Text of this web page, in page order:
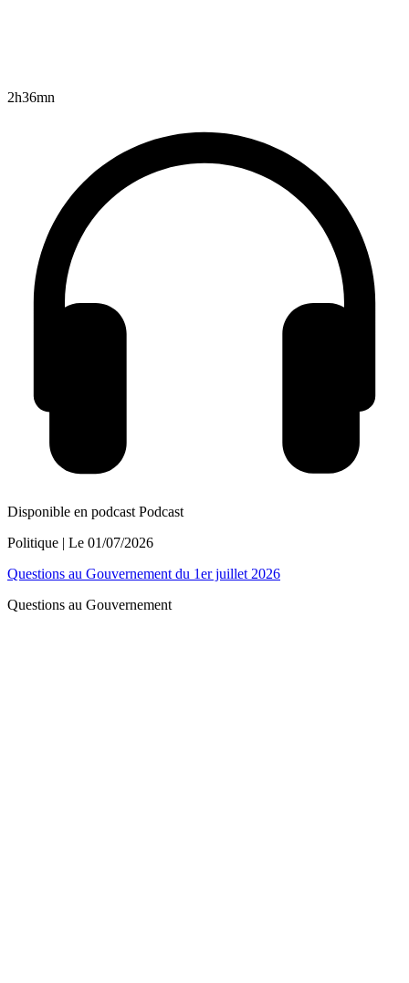
2h36mn
Disponible en podcast Podcast
Politique | Le 01/07/2026
Questions au Gouvernement du 1er juillet 2026
Questions au Gouvernement